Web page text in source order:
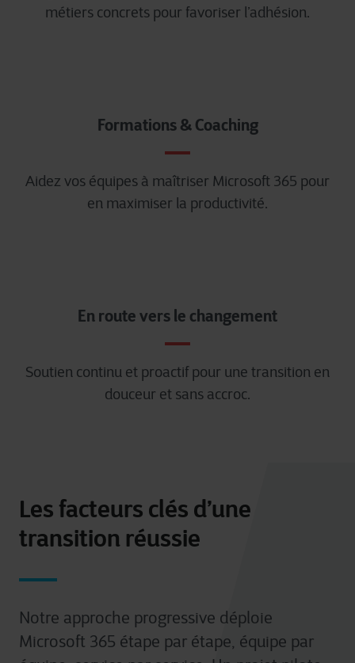
métiers concrets pour favoriser l’adhésion.
Formations & Coaching
Aidez vos équipes à maîtriser Microsoft 365 pour
en maximiser la productivité.
En route vers le changement
Soutien continu et proactif pour une transition en
douceur et sans accroc.
Les facteurs clés d’une
transition réussie
Notre approche progressive déploie
Microsoft 365 étape par étape, équipe par